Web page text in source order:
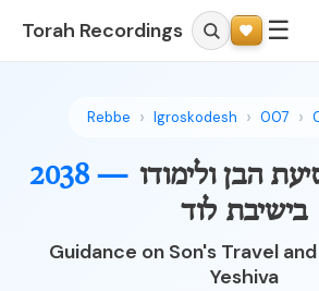
Torah Recordings ☰
Rebbe Igroskodesh 007
2038 — הבן ולימודו
בישיבת לוד
Guidance on Son's Travel
Yeshiva